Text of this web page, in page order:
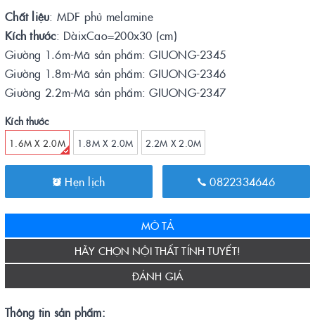
Chất liệu: MDF phủ melamine
Kích thước: DàixCao=200x30 (cm)
Giường 1.6m-Mã sản phẩm: GIUONG-2345
Giường 1.8m-Mã sản phẩm: GIUONG-2346
Giường 2.2m-Mã sản phẩm: GIUONG-2347
Kích thước
1.6M X 2.0M 1.8M X 2.0M 2.2M X 2.0M
Hẹn lịch 0822334646
MÔ TẢ
HÃY CHỌN NỘI THẤT TÍNH TUYẾT!
ĐÁNH GIÁ
Thông tin sản phẩm: